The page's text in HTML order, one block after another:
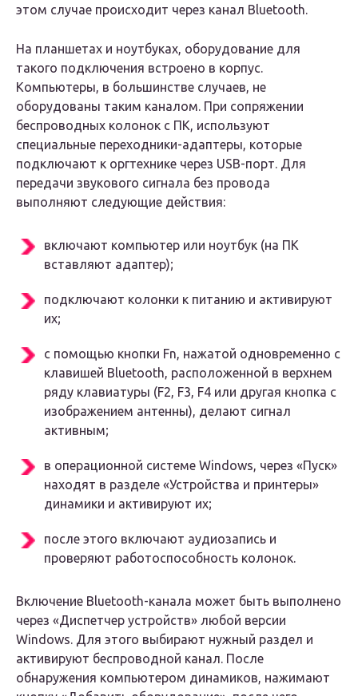
этом случае происходит через канал Bluetooth.
На планшетах и ноутбуках, оборудование для
такого подключения встроено в корпус.
Компьютеры, в большинстве случаев, не
оборудованы таким каналом. При сопряжении
беспроводных колонок с ПК, используют
специальные переходники-адаптеры, которые
подключают к оргтехнике через USB-порт. Для
передачи звукового сигнала без провода
выполняют следующие действия:
включают компьютер или ноутбук (на ПК
вставляют адаптер);
подключают колонки к питанию и активируют
их;
с помощью кнопки Fn, нажатой одновременно с
клавишей Bluetooth, расположенной в верхнем
ряду клавиатуры (F2, F3, F4 или другая кнопка с
изображением антенны), делают сигнал
активным;
в операционной системе Windows, через «Пуск»
находят в разделе «Устройства и принтеры»
динамики и активируют их;
после этого включают аудиозапись и
проверяют работоспособность колонок.
Включение Bluetooth-канала может быть выполнено
через «Диспетчер устройств» любой версии
Windows. Для этого выбирают нужный раздел и
активируют беспроводной канал. После
обнаружения компьютером динамиков, нажимают